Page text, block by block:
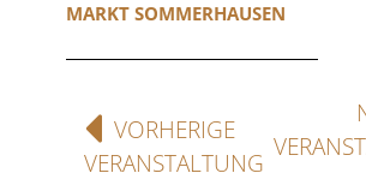
MARKT SOMMERHAUSEN
VORHERIGE
VERANSTALTUNG